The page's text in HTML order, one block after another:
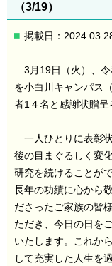
（3/19）
掲載日：
3月19日（火）、令
を小白川キャンパス
者1４名と感謝状贈呈
一人ひとりに表彰
後の目まぐるしく変
研究を続けることが
長年の功績に心から
ださったご家族の皆
ただき、今日の日を
いたします。これか
して充実した人生を